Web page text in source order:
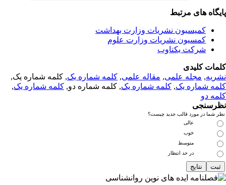
های مرتبط
کمیسیون نشریات وزارت بهداشت
کمسیون نشریات وزارت علوم
شرکت یکتاوب
کلیدی
,مجله علمی, مقاله علمی, کلمه شماره یک, کلمه شماره یک,
شماره یک,کلمه شماره یک, کلمه شماره دو,کلمه شماره یک,
دو
شما در مورد قالب جدید چیست؟
عالی
خوب
متوسط
در حد انتظار